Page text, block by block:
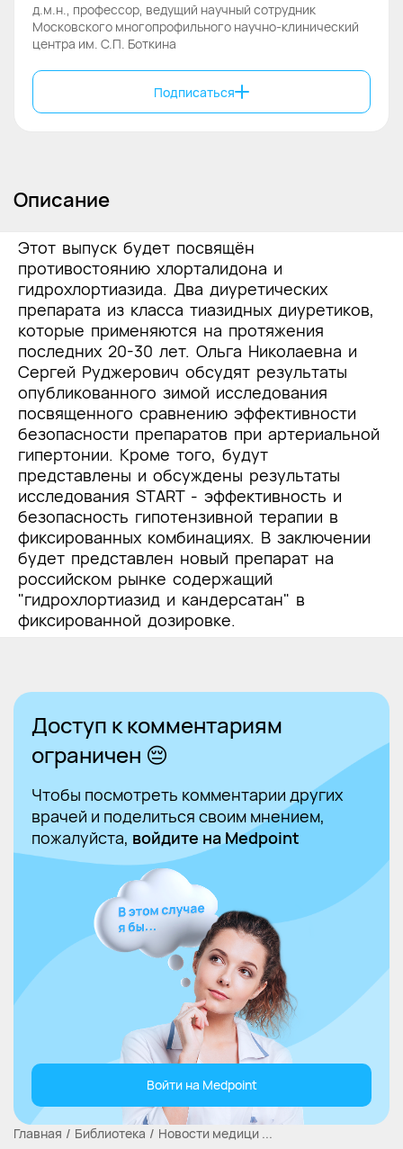
д.м.н., профессор, ведущий научный сотрудник
Московского многопрофильного научно-клинический
центра им. С.П. Боткина
Подписаться
Описание
Этот выпуск будет посвящён
противостоянию хлорталидона и
гидрохлортиазида. Два диуретических
препарата из класса тиазидных диуретиков,
которые применяются на протяжения
последних 20-30 лет. Ольга Николаевна и
Сергей Руджерович обсудят результаты
опубликованного зимой исследования
посвященного сравнению эффективности
безопасности препаратов при артериальной
гипертонии. Кроме того, будут
представлены и обсуждены результаты
исследования START - эффективность и
безопасность гипотензивной терапии в
фиксированных комбинациях. В заключении
будет представлен новый препарат на
российском рынке содержащий
"гидрохлортиазид и кандерсатан" в
фиксированной дозировке.
Доступ к комментариям
ограничен 😔
Чтобы посмотреть комментарии других
врачей и поделиться своим мнением,
пожалуйста, войдите на Medpoint
Войти на Medpoint
Главная Библиотека Новости медици ...